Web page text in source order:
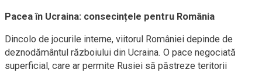
Pacea în Ucraina: consecințele pentru România
Dincolo de jocurile interne, viitorul României depinde de
deznodământul războiului din Ucraina. O pace negociată
superficial, care ar permite Rusiei să păstreze teritorii